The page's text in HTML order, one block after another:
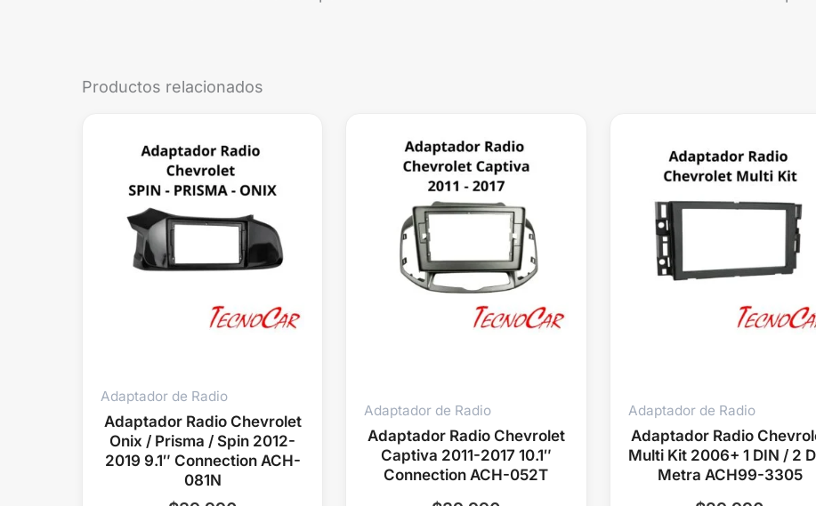
Productos relacionados
Adaptador de Radio
Adaptador Radio Chevrolet
Onix / Prisma / Spin 2012-
2019 9.1″ Connection ACH-
081N
Adaptador de Radio
Adaptador Radio Chevrolet
Captiva 2011-2017 10.1″
Connection ACH-052T
Adaptador de Radio
Adaptador Radio
Multi Kit 2006+ 1 DIN / 2
Metra ACH99-3305